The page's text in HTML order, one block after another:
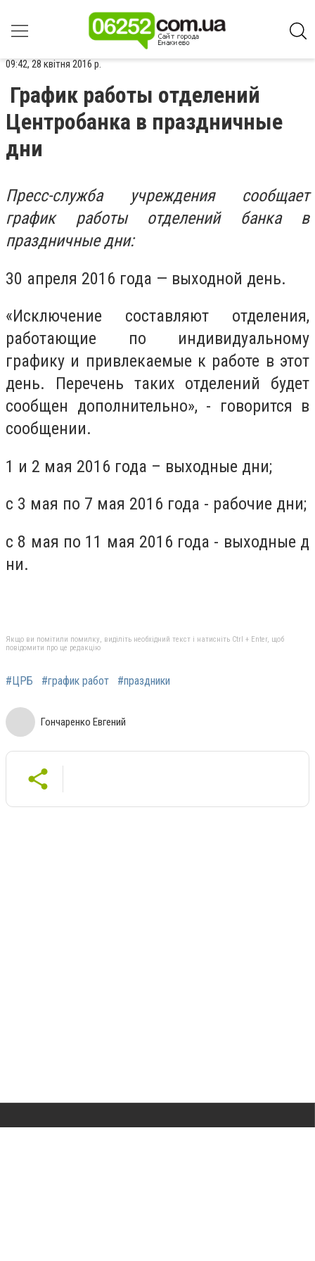
09:42, 28 квітня 2016 р.
График работы отделений
Центробанка в праздничные
дни
Пресс-служба учреждения сообщает
график работы отделений банка в
праздничные дни:
30 апреля 2016 года — выходной день.
«Исключение составляют отделения,
работающие по индивидуальному
графику и привлекаемые к работе в этот
день. Перечень таких отделений будет
сообщен дополнительно», - говорится в
сообщении.
1 и 2 мая 2016 года – выходные дни;
с 3 мая по 7 мая 2016 года - рабочие дни;
с 8 мая по 11 мая 2016 года - выходные д
ни.
Якщо ви помітили помилку, виділіть необхідний текст і натисніть Ctrl + Enter, щоб
повідомити про це редакцію
#ЦРБ #график работ #праздники
Гончаренко Евгений